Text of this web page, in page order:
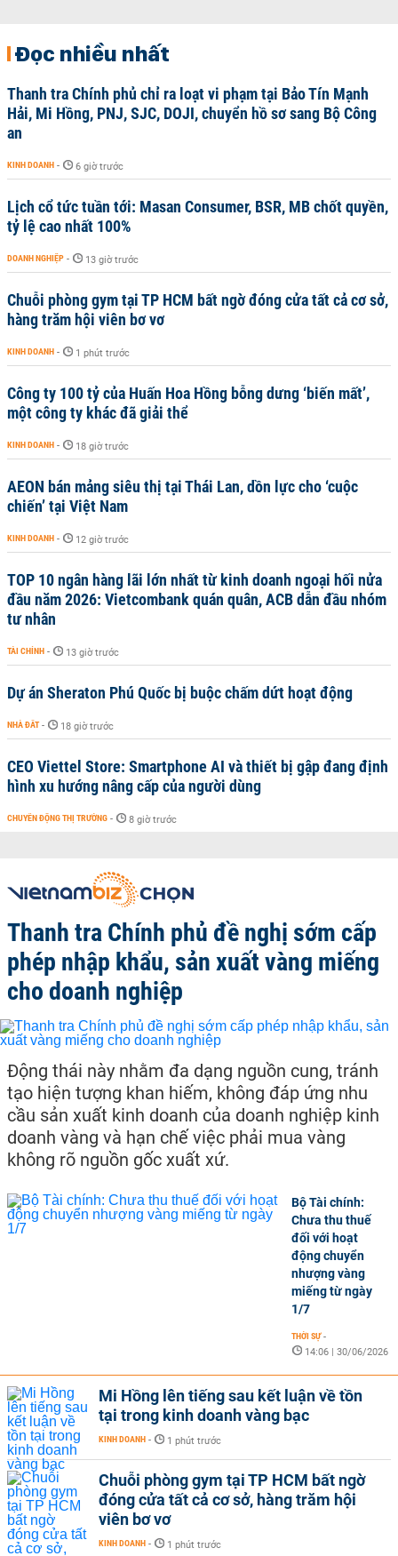
Đọc nhiều nhất
Thanh tra Chính phủ chỉ ra loạt vi phạm tại Bảo Tín Mạnh
Hải, Mi Hồng, PNJ, SJC, DOJI, chuyển hồ sơ sang Bộ Công
an
KINH DOANH - 6 giờ trước
Lịch cổ tức tuần tới: Masan Consumer, BSR, MB chốt quyền,
tỷ lệ cao nhất 100%
DOANH NGHIỆP - 13 giờ trước
Chuỗi phòng gym tại TP HCM bất ngờ đóng cửa tất cả cơ sở,
hàng trăm hội viên bơ vơ
KINH DOANH - 1 phút trước
Công ty 100 tỷ của Huấn Hoa Hồng bỗng dưng ‘biến mất’,
một công ty khác đã giải thể
KINH DOANH - 18 giờ trước
AEON bán mảng siêu thị tại Thái Lan, dồn lực cho ‘cuộc
chiến’ tại Việt Nam
KINH DOANH - 12 giờ trước
TOP 10 ngân hàng lãi lớn nhất từ kinh doanh ngoại hối nửa
đầu năm 2026: Vietcombank quán quân, ACB dẫn đầu nhóm
tư nhân
TÀI CHÍNH - 13 giờ trước
Dự án Sheraton Phú Quốc bị buộc chấm dứt hoạt động
NHÀ ĐẤT - 18 giờ trước
CEO Viettel Store: Smartphone AI và thiết bị gập đang định
hình xu hướng nâng cấp của người dùng
CHUYỂN ĐỘNG THỊ TRƯỜNG - 8 giờ trước
Thanh tra Chính phủ đề nghị sớm cấp
phép nhập khẩu, sản xuất vàng miếng
cho doanh nghiệp
Động thái này nhằm đa dạng nguồn cung, tránh
tạo hiện tượng khan hiếm, không đáp ứng nhu
cầu sản xuất kinh doanh của doanh nghiệp kinh
doanh vàng và hạn chế việc phải mua vàng
không rõ nguồn gốc xuất xứ.
Bộ Tài chính:
Chưa thu thuế
đối với hoạt
động chuyển
nhượng vàng
miếng từ ngày
1/7
THỜI SỰ -
14:06 | 30/06/2026
Mi Hồng lên tiếng sau kết luận về tồn
tại trong kinh doanh vàng bạc
KINH DOANH - 1 phút trước
Chuỗi phòng gym tại TP HCM bất ngờ
đóng cửa tất cả cơ sở, hàng trăm hội
viên bơ vơ
KINH DOANH - 1 phút trước